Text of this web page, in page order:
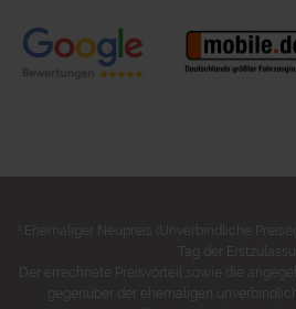
Ehemaliger Neupreis (Unverbindliche
Tag der
Der errechnete Preisvorteil sowie die
gegenüber der ehemaligen